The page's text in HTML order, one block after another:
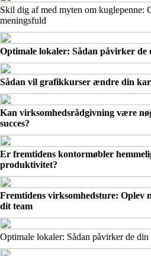
Skil dig af med myten om kuglepenne:
meningsfuld
Optimale lokaler: Sådan påvirker de
Sådan vil grafikkurser ændre din
Kan virksomhedsrådgivning være
succes?
Er fremtidens kontormøbler
produktivitet?
Fremtidens virksomhedsture: Oplev
dit team
Optimale lokaler: Sådan påvirker de din